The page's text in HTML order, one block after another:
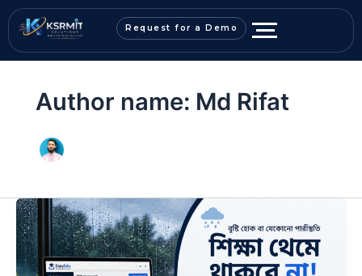
Request for a Demo
Author name: Md Rifat
টানা
বৃষ্টিতে
শিক্ষার্থীরা
ক্লাসে